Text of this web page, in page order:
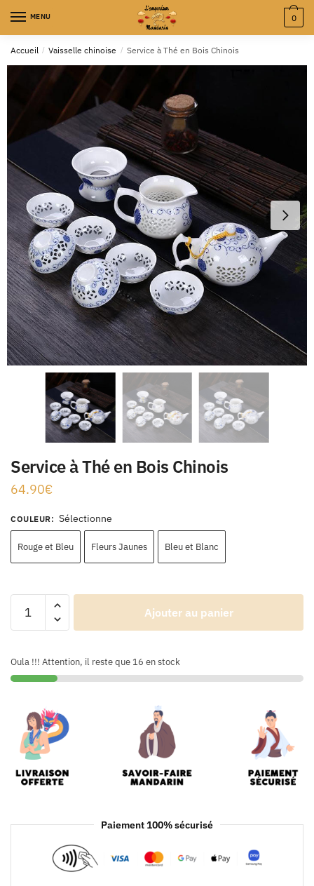
MENU 0
Accueil / Vaisselle chinoise / Service à Thé en Bois Chinois
Service à Thé en Bois Chinois
64.90€
COULEUR: Sélectionne
Rouge et Bleu Fleurs Jaunes Bleu et Blanc
Ajouter au panier
Oula !!! Attention, il reste que 16 en stock
Paiement 100% sécurisé